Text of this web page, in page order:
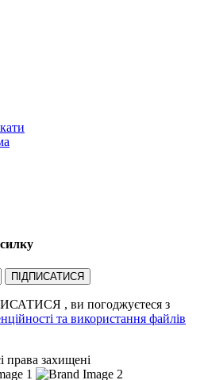
ПІДПИСАТИСЯ
, ви погоджуєтеся з
та використання файлів
захищені